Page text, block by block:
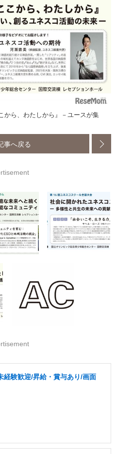
から、わたしから』－ユースが集
事へ戻る
経験歓迎/昇給・賞与あり/画面